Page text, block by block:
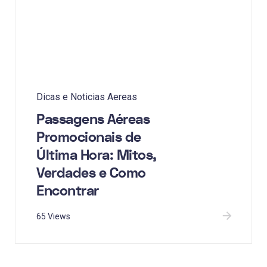
Dicas e Noticias Aereas
Passagens Aéreas
Promocionais de
Última Hora: Mitos,
Verdades e Como
Encontrar
65 Views